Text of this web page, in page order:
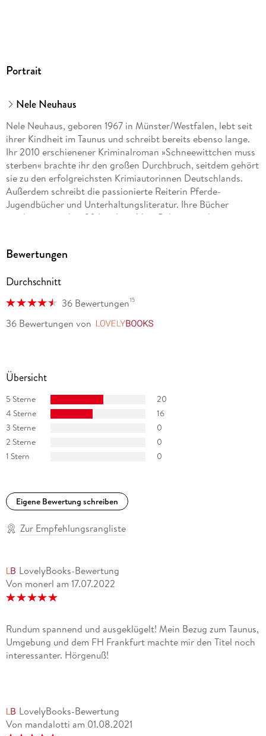
Portrait
Nele Neuhaus
Nele Neuhaus, geboren 1967 in Münster/Westfalen, lebt seit
ihrer Kindheit im Taunus und schreibt bereits ebenso lange.
Ihr 2010 erschienener Kriminalroman »Schneewittchen muss
sterben« brachte ihr den großen Durchbruch, seitdem gehört
sie zu den erfolgreichsten Krimiautorinnen Deutschlands.
Außerdem schreibt die passionierte Reiterin Pferde-
Jugendbücher und Unterhaltungsliteratur. Ihre Bücher
erscheinen in über 30 Ländern. Vom Polizeipräsidenten
Bewertungen
Durchschnitt
36 Bewertungen15
36 Bewertungen von
Übersicht
5 Sterne
20
4 Sterne
16
3 Sterne
0
2 Sterne
0
1 Stern
0
Eigene Bewertung schreiben
Zur Empfehlungsrangliste
LovelyBooks-Bewertung
Von monerl am 17.07.2022
Rundum spannend und ausgeklügelt! Mein Bezug zum Taunus,
Umgebung und dem FH Frankfurt machte mir den Titel noch
interessanter. Hörgenuß!
LovelyBooks-Bewertung
Von mandalotti am 01.08.2021